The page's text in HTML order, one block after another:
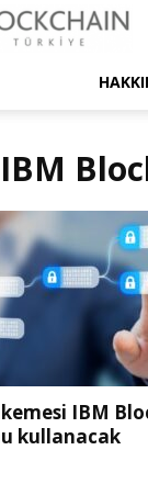
IBM
kullanacak